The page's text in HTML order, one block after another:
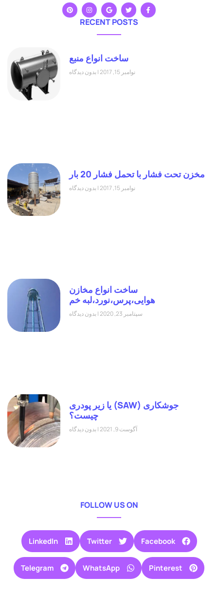
RECENT POSTS
ساخت انواع منبع
نوامبر 15, 2017 بدون دیدگاه
مخزن تحت فشار با تحمل فشار 20 بار
نوامبر 15, 2017 بدون دیدگاه
ساخت انواع مخازن
هوایی،پرس،نورد،لبه خم
سپتامبر 23, 2020 بدون دیدگاه
جوشکاری (SAW) یا زیر پودری
چیست؟
آگوست 9, 2021 بدون دیدگاه
FOLLOW US ON
Facebook
Twitter
LinkedIn
Pinterest
WhatsApp
Telegram